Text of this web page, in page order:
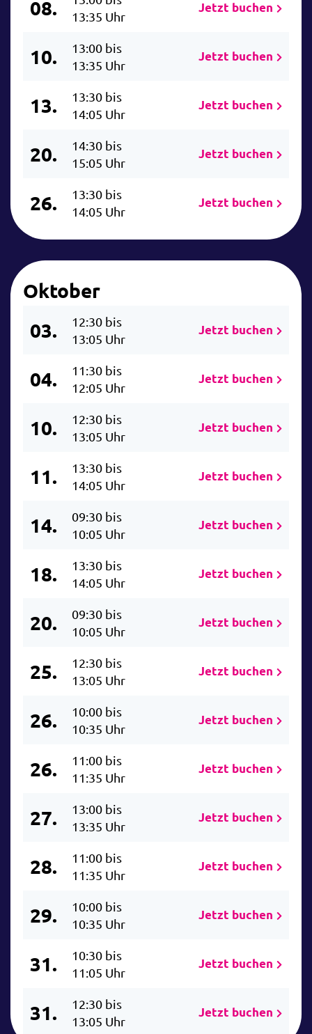
08.
13:35 Uhr
Jetzt buchen
10.
13:00 bis
13:35 Uhr
Jetzt buchen
13.
13:30 bis
14:05 Uhr
Jetzt buchen
20.
14:30 bis
15:05 Uhr
Jetzt buchen
26.
13:30 bis
14:05 Uhr
Jetzt buchen
Oktober
03.
12:30 bis
13:05 Uhr
Jetzt buchen
04.
11:30 bis
12:05 Uhr
Jetzt buchen
10.
12:30 bis
13:05 Uhr
Jetzt buchen
11.
13:30 bis
14:05 Uhr
Jetzt buchen
14.
09:30 bis
10:05 Uhr
Jetzt buchen
18.
13:30 bis
14:05 Uhr
Jetzt buchen
20.
09:30 bis
10:05 Uhr
Jetzt buchen
25.
12:30 bis
13:05 Uhr
Jetzt buchen
26.
10:00 bis
10:35 Uhr
Jetzt buchen
26.
11:00 bis
11:35 Uhr
Jetzt buchen
27.
13:00 bis
13:35 Uhr
Jetzt buchen
28.
11:00 bis
11:35 Uhr
Jetzt buchen
29.
10:00 bis
10:35 Uhr
Jetzt buchen
31.
10:30 bis
11:05 Uhr
Jetzt buchen
31.
12:30 bis
13:05 Uhr
Jetzt buchen